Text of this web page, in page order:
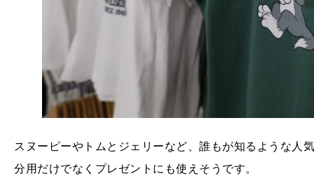
スヌーピーやトムとジェリーなど、誰もが知るような人
分用だけでなくプレゼントにも使えそうです。